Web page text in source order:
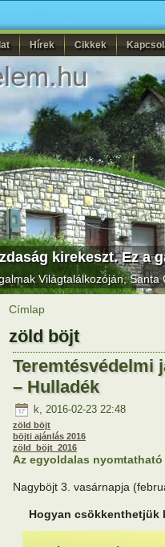
Hírek Cikkek
kirekeszt. Ez a
Világtalálkozóján, Santa
Címlap
zöld böjt
Teremtésvédelmi
– Hulladék
k, 2016-02-23 22:48
zöld böjt
böjti ajánlás 2016
zöld_böjt_2016
Az egyoldalas
Nagyböjt 3. vasárnapja
Hogyan csökkenthetjük